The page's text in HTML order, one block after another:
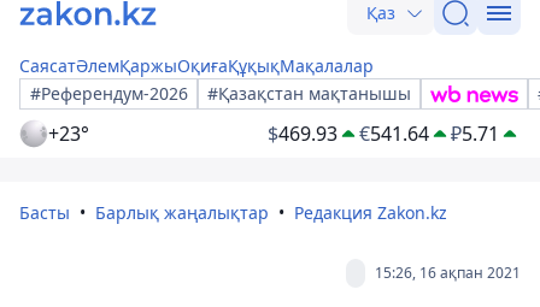
Қаз
СаясатӘлемҚаржыОқиғаҚұқықМақалалар
#Референдум-2026
#Қазақстан мақтанышы
+23° $469.93 €541.64 ₽5.71
Басты Барлық жаңалықтар Редакция Zakon.kz
15:26, 16 ақпан 2021